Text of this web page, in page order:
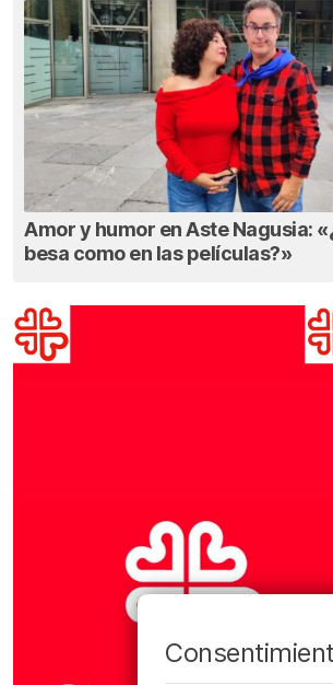
Amor y humor en Aste Nagusia:
besa como en las películas?»